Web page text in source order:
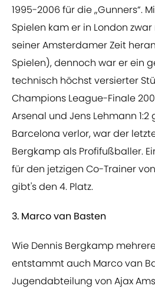
1995-2006 für die „Gunners“.
Spielen kam er in London
seiner Amsterdamer Zeit heran
Spielen), dennoch war er ein
technisch höchst versierter
Champions League-Finale
Arsenal und Jens Lehmann 1:2
Barcelona verlor, war der
Bergkamp als Profifußballer.
für den jetzigen Co-Trainer
gibt's den 4. Platz.
3. Marco van Basten
Wie Dennis Bergkamp
entstammt auch Marco van
Jugendabteilung von Ajax